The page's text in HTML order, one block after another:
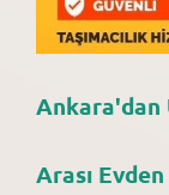
Ankara'dan
Arası